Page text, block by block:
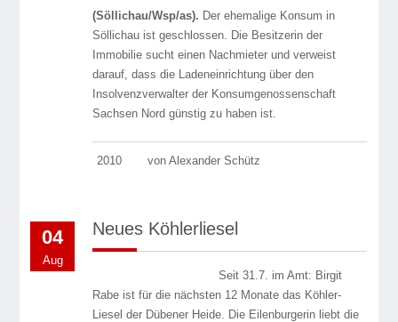
(Söllichau/Wsp/as). Der ehemalige Konsum in
Söllichau ist ge­schlos­sen. Die Besitzerin der
Immobilie sucht einen Nachmieter und verweist
darauf, dass die Ladeneinrichtung über den
Insolvenzverwalter der Konsumgenossenschaft
Sachsen Nord günstig zu haben ist.
2010 von Alexander Schütz
04
Aug
Neues Köhlerliesel
Seit 31.7. im Amt: Birgit
Rabe ist für die nächsten 12 Monate das Köhler-
Liesel der Dübener Heide. Die Eilenburgerin liebt die